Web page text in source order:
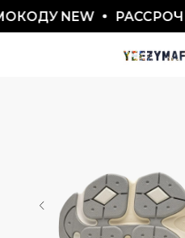
NEW РАССРОЧКА
ПО ПРОМОКОДУ